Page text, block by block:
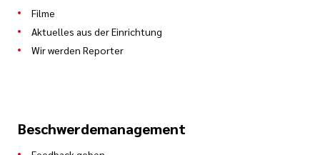
Filme
Aktuelles aus der Einrichtung
Wir werden Reporter
Beschwerdemanagement